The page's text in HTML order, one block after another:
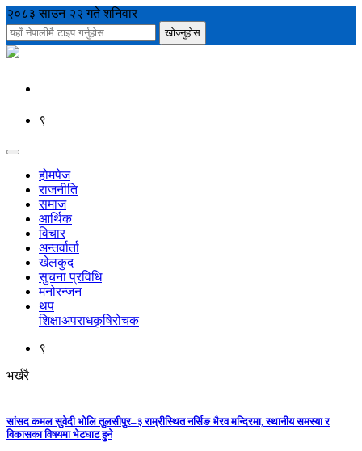
२०८३ साउन २२ गते शनिवार
९
होमपेज
राजनीति
समाज
आर्थिक
विचार
अन्तर्वार्ता
खेलकुद
सुचना प्रविधि
मनोरन्जन
थप
शिक्षाअपराधकृषिरोचक
९
भर्खरै
सांसद कमल सुवेदी भोलि तुलसीपुर–३ राम्रीस्थित नर्सिङ भैरव मन्दिरमा, स्थानीय समस्या र
विकासका विषयमा भेटघाट हुने